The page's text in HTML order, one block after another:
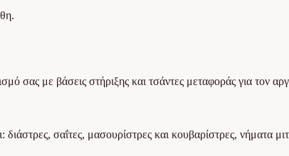
σας με βάσεις στήριξης και τσάντες μεταφοράς για τον
σαΐτες, μασουρίστρες και κουβαρίστρες, νήματα